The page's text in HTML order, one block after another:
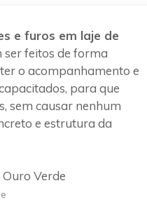
e furos em laje de
ser feitos de forma
o acompanhamento e
para que
sem causar nenhum
e estrutura da